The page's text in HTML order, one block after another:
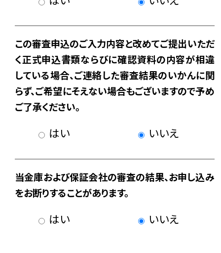
この審査申込のご入力内容と改めてご提出いただ
く正式申込書類ならびに確認資料の内容が相違
している場合、ご連絡した審査結果のいかんに関
らず、ご希望にそえない場合もございますので予め
ご了承ください。
はい いいえ
当金庫および保証会社の審査の結果、お申し込み
をお断りすることがあります。
はい いいえ